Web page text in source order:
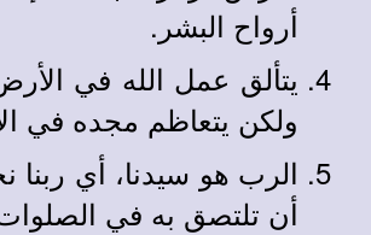
أرواح البشر.
يتألق عمل الله في
ولكن يتعاظم مجده في
الرب هو سيدنا، أي
أن تلتصق به في